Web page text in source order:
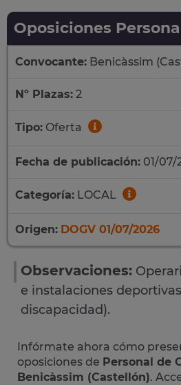
Oposiciones
Convocante: Benicàssim
Nº Plazas: 2
Tipo: Oferta
Fecha de publicación: 01/07/
Categoría: LOCAL
Origen: DOGV 01/07/2026
Observaciones:
e instalaciones
discapacidad).
Infórmate ahora cómo
oposiciones de Personal de
Benicàssim (Castellón).